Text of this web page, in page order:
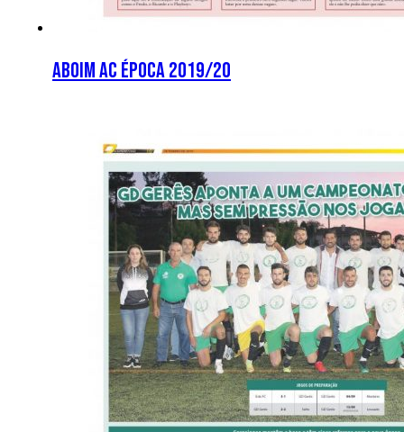
Aboim AC época 2019/20